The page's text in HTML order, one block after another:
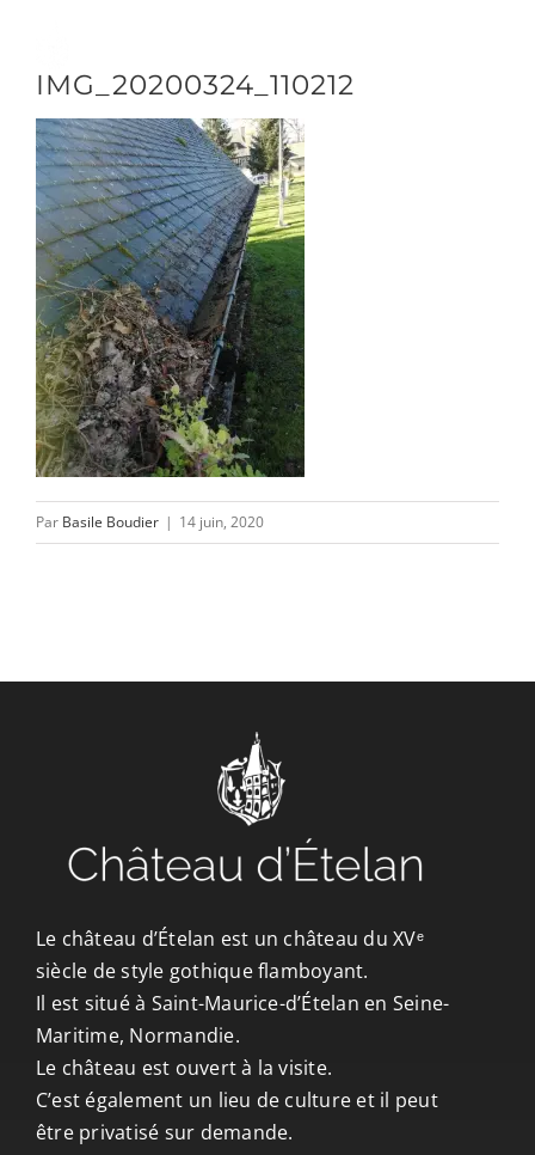
contenu
DÉCOUVRIR
VENIR
NOUS SUIVRE
L’ASSOCIATION
CONTACT/ACCÈS
IMG_20200324_110212
Par Basile Boudier | 14 juin, 2020
Le château d’Ételan est un château du XVᵉ
siècle de style gothique flamboyant.
Il est situé à Saint-Maurice-d’Ételan en Seine-
Maritime, Normandie.
Le château est ouvert à la visite.
C’est également un lieu de culture et il peut
être privatisé sur demande.